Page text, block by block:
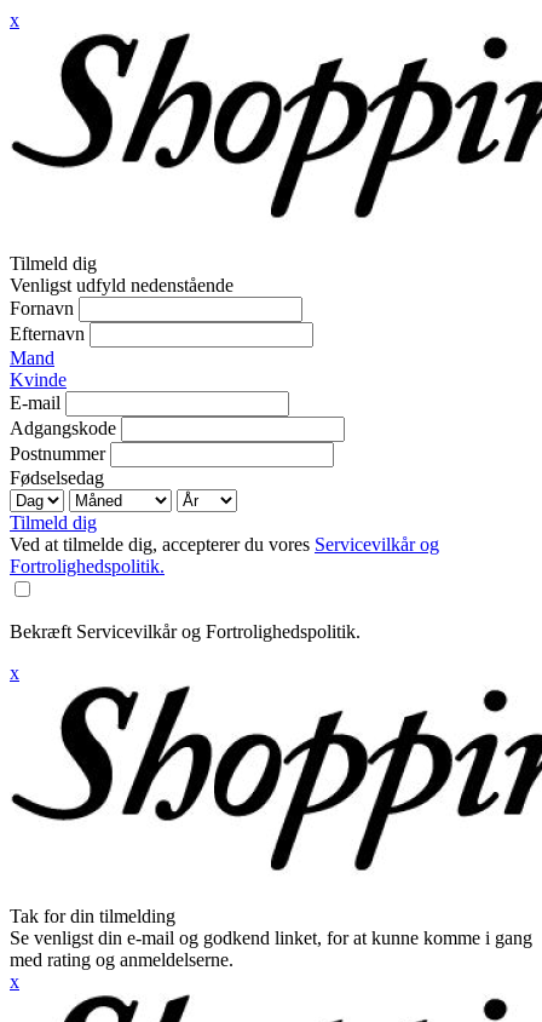
x
Tilmeld dig
Venligst udfyld nedenstående
Fornavn
Efternavn
Mand
Kvinde
E-mail
Adgangskode
Postnummer
Fødselsedag
Tilmeld dig
Ved at tilmelde dig, accepterer du vores Servicevilkår og
Fortrolighedspolitik.
Bekræft Servicevilkår og Fortrolighedspolitik.
x
Tak for din tilmelding
Se venligst din e-mail og godkend linket, for at kunne komme i gang
med rating og anmeldelserne.
x